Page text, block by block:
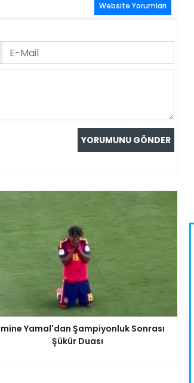
Website Yorumları
Yamal'dan Şampiyonluk Sonrası
Şükür Duası